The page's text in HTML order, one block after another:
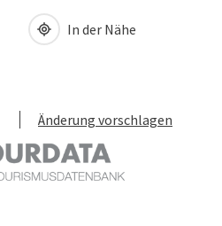
In der Nähe
Änderung vorschlagen